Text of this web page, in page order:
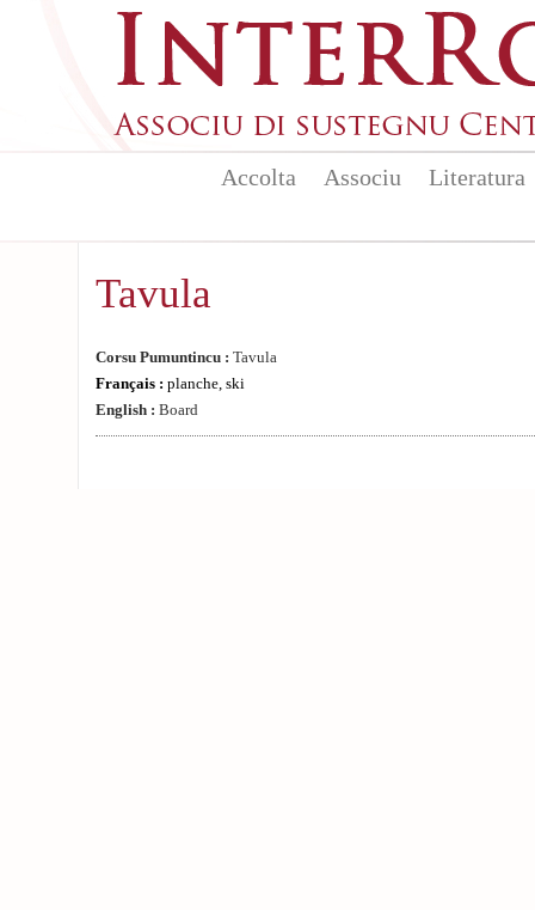
Accolta Associu Literatura
Tavula
Corsu Pumuntincu : Tavula
Français : planche, ski
English : Board